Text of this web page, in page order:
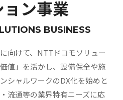
ン事業
BUSINESS
向けて、NTTドコモソリュー
値」を活かし、設備保全や施
シャルワークのDX化を始めと
流通等の業界特有ニーズに応